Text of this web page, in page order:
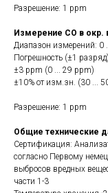
Разрешение: 1 ppm
Измерение CO в
Диапазон измерений: 0
Погрешность (±1
±3 ppm (0 ... 29 ppm)
±10% от изм.зн. (30 ...
Разрешение: 1 ppm
Общие технические
Сертификация:
согласно Первому
выбросов вредных
части 1-3